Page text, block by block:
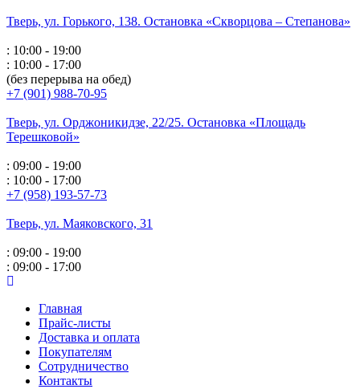
Тверь, ул. Горького, 138. Остановка «Скворцова – Степанова»
: 10:00 - 19:00
: 10:00 - 17:00
(без перерыва на обед)
+7 (901) 988-70-95
Тверь, ул. Орджоникидзе, 22/25. Остановка «Площадь
Терешковой»
: 09:00 - 19:00
: 10:00 - 17:00
+7 (958) 193-57-73
Тверь, ул. Маяковского, 31
: 09:00 - 19:00
: 09:00 - 17:00
Главная
Прайс-листы
Доставка и оплата
Покупателям
Сотрудничество
Контакты